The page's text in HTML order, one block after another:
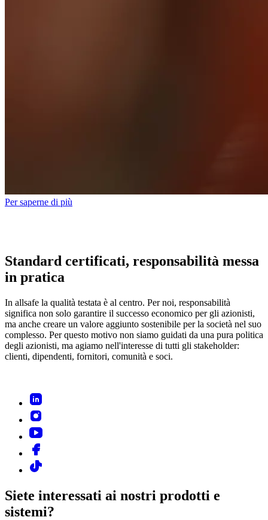
Per saperne di più
Standard certificati, responsabilità messa
in pratica
In allsafe la qualità testata è al centro. Per noi, responsabilità
significa non solo garantire il successo economico per gli azionisti,
ma anche creare un valore aggiunto sostenibile per la società nel suo
complesso. Per questo motivo non siamo guidati da una pura politica
degli azionisti, ma agiamo nell'interesse di tutti gli stakeholder:
clienti, dipendenti, fornitori, comunità e soci.
Siete interessati ai nostri prodotti e
sistemi?